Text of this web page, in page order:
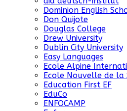
Dominion English
Don Quijote
Douglas College
Drew University
Dublin City University
Easy Languages
Ecole Alpine
Ecole Nouvelle de la
Education First EF
EduCo
ENFOCAMP